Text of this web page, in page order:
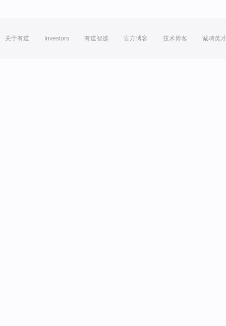
关于有道 Investors 有道智选 官方博客 技术博客 诚聘英才